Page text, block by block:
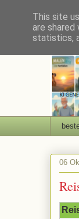
06
This site
are
statistics,